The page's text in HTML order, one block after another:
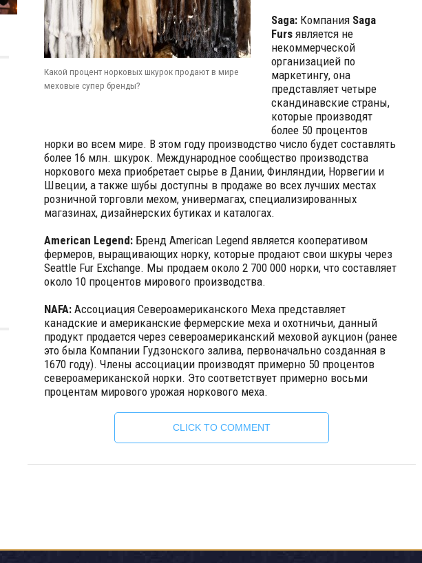
Какой процент норковых шкурок продают в мире
меховые супер бренды?
Saga:Компания Saga
Fursявляется не
некоммерческой
организацией по
маркетингу, она
представляет четыре
скандинавские страны,
которые производят
более 50 процентов
норки во всем мире. В этом году производство число будет составлять
более 16 млн. шкурок. Международное сообщество производства
норкового меха приобретает сырье в Дании, Финляндии, Норвегии и
Швеции, а также шубы доступны в продаже во всех лучших местах
розничной торговли мехом, универмагах, специализированных
магазинах, дизайнерских бутиках и каталогах.
American Legend:Бренд American Legend является кооперативом
фермеров, выращивающих норку, которые продают свои шкуры через
Seattle Fur Exchange. Мы продаем около 2 700 000 норки, что составляет
около 10 процентов мирового производства.
NAFA:Ассоциация Североамериканского Меха представляет
канадские и американские фермерские меха и охотничьи, данный
продукт продается через североамериканский меховой аукцион (ранее
это была Компании Гудзонского залива, первоначально созданная в
1670 году). Члены ассоциации производят примерно 50 процентов
североамериканской норки. Это соответствует примерно восьми
процентам мирового урожая норкового меха.
CLICK TO COMMENT